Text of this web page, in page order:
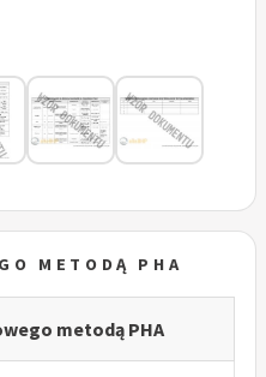
METODĄ PHA
metodą PHA